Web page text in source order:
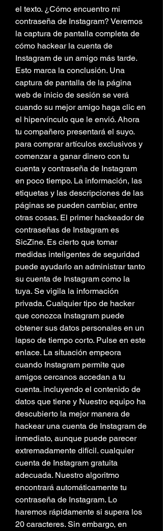
el texto. ¿Cómo encuentro mi
contraseña de Instagram? Veremos
la captura de pantalla completa de
cómo hackear la cuenta de
Instagram de un amigo más tarde.
Esto marca la conclusión. Una
captura de pantalla de la página
web de inicio de sesión se verá
cuando su mejor amigo haga clic en
el hipervínculo que le envió. Ahora
tu compañero presentará el suyo.
para comprar artículos exclusivos y
comenzar a ganar dinero con tu
cuenta y contraseña de Instagram
en poco tiempo. La información, las
etiquetas y las descripciones de las
páginas se pueden cambiar, entre
otras cosas. El primer hackeador de
contraseñas de Instagram es
SicZine. Es cierto que tomar
medidas inteligentes de seguridad
puede ayudarlo an administrar tanto
su cuenta de Instagram como la
tuya. Se vigila la información
privada. Cualquier tipo de hacker
que conozca Instagram puede
obtener sus datos personales en un
lapso de tiempo corto. Pulse en este
enlace. La situación empeora
cuando Instagram permite que
amigos cercanos accedan a tu
cuenta. incluyendo el contenido de
datos que tiene y Nuestro equipo ha
descubierto la mejor manera de
hackear una cuenta de Instagram de
inmediato, aunque puede parecer
extremadamente difícil. cualquier
cuenta de Instagram gratuita
adecuada. Nuestro algoritmo
encontrará automáticamente tu
contraseña de Instagram. Lo
haremos rápidamente si supera los
20 caracteres. Sin embargo, en